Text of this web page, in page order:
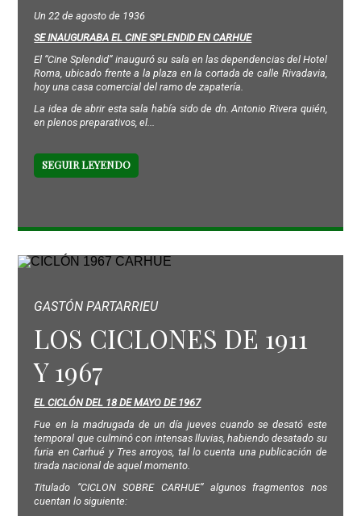
Un 22 de agosto de 1936
SE INAUGURABA EL CINE SPLENDID EN CARHUE
El “Cine Splendid” inauguró su sala en las dependencias del Hotel
Roma, ubicado frente a la plaza en la cortada de calle Rivadavia,
hoy una casa comercial del ramo de zapatería.
La idea de abrir esta sala había sido de dn. Antonio Rivera quién,
en plenos preparativos, el...
SEGUIR LEYENDO
GASTÓN PARTARRIEU
LOS CICLONES DE 1911
Y 1967
EL CICLÓN DEL 18 DE MAYO DE 1967
Fue en la madrugada de un día jueves cuando se desató este
temporal que culminó con intensas lluvias, habiendo desatado su
furia en Carhué y Tres arroyos, tal lo cuenta una publicación de
tirada nacional de aquel momento.
Titulado “CICLON SOBRE CARHUE” algunos fragmentos nos
cuentan lo siguiente: